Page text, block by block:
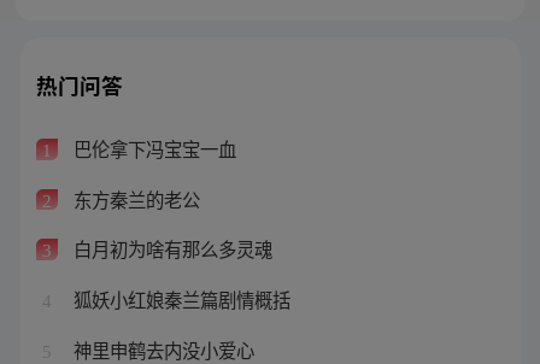
热门问答
1 巴伦拿下冯宝宝一血
2 东方秦兰的老公
3 白月初为啥有那么多灵魂
4 狐妖小红娘秦兰篇剧情概括
5 神里申鹤去内没小爱心